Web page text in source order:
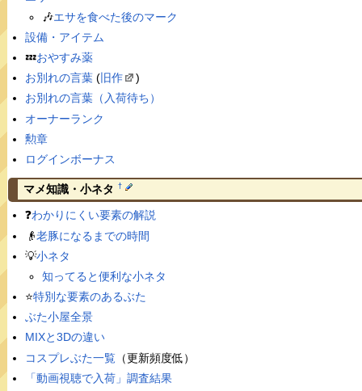
🎶エサを食べた後のマーク
設備・アイテム
💤おやすみ薬
お別れの言葉(旧作
)
お別れの言葉（入荷待ち）
オーナーランク
勲章
ログインボーナス
マメ知識・小ネタ †
❓わかりにくい要素の解説
👴老豚になるまでの時間
💡小ネタ
知ってると便利な小ネタ
⭐️特別な要素のあるぶた
ぶた小屋全景
MIXと3Dの違い
コスプレぶた一覧（更新頻度低）
「動画視聴で入荷」調査結果